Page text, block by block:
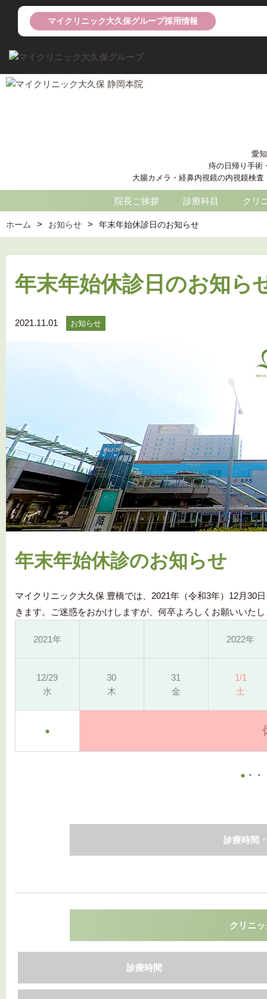
マイクリニック大久保グループ採用情報
愛
痔の日帰り手術
大腸カメラ・経鼻内視鏡の内視鏡検
院長ご挨拶 診療科目 クリ
ホーム お知らせ 年末年始休診日のお知らせ
年末年始休診日のお知ら
2021.11.01 お知らせ
年末年始休診のお知らせ
マイクリニック大久保 豊橋では、2021年（令和3年）12月30
きます。ご迷惑をおかけしますが、何卒よろしくお願いいた
2021年 2022年
12/29
水
30
木
31
金
1/1
土
●
● ・
診療時間
クリニ
診療時間